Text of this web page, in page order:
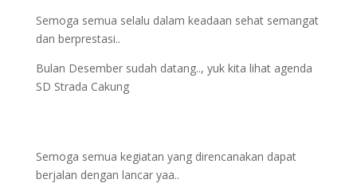
Semoga semua selalu dalam keadaan sehat semangat
dan berprestasi..
Bulan Desember sudah datang.., yuk kita lihat agenda
SD Strada Cakung
Semoga semua kegiatan yang direncanakan dapat
berjalan dengan lancar yaa..